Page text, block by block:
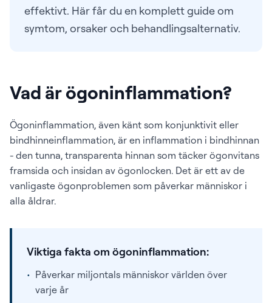
effektivt. Här får du en komplett guide om
symtom, orsaker och behandlingsalternativ.
Vad är ögoninflammation?
Ögoninflammation, även känt som konjunktivit eller
bindhinneinflammation, är en inflammation i bindhinnan
- den tunna, transparenta hinnan som täcker ögonvitans
framsida och insidan av ögonlocken. Det är ett av de
vanligaste ögonproblemen som påverkar människor i
alla åldrar.
Viktiga fakta om ögoninflammation:
• Påverkar miljontals människor världen över
varje år